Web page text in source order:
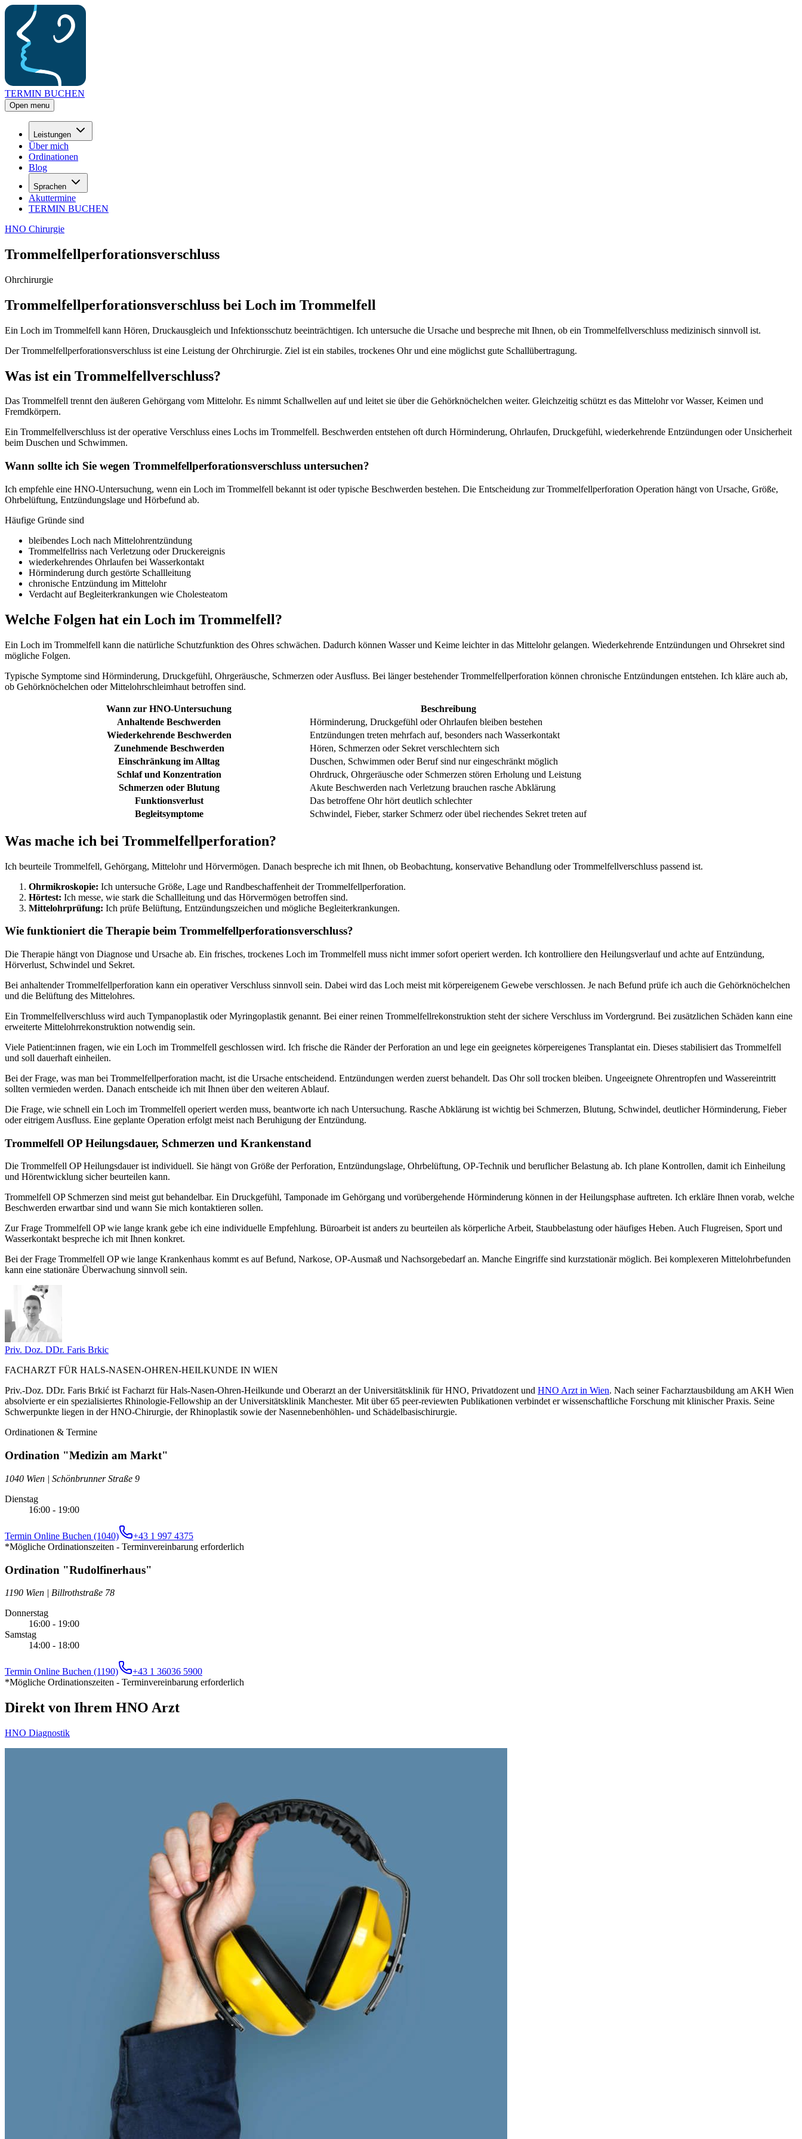
TERMIN BUCHEN
Open menu
Leistungen
Über mich
Ordinationen
Blog
Sprachen
Akuttermine
TERMIN BUCHEN
HNO Chirurgie
Trommelfellperforationsverschluss
Ohrchirurgie
Trommelfellperforationsverschluss bei Loch im Trommelfell
Ein Loch im Trommelfell kann Hören, Druckausgleich und Infektionsschutz beeinträchtigen. Ich untersuche die Ursache und bespreche mit Ihnen, ob ein Trommelfellverschluss medizinisch sinnvoll ist.
Der Trommelfellperforationsverschluss ist eine Leistung der Ohrchirurgie. Ziel ist ein stabiles, trockenes Ohr und eine möglichst gute Schallübertragung.
Was ist ein Trommelfellverschluss?
Das Trommelfell trennt den äußeren Gehörgang vom Mittelohr. Es nimmt Schallwellen auf und leitet sie über die Gehörknöchelchen weiter. Gleichzeitig schützt es das Mittelohr vor Wasser, Keimen und
Fremdkörpern.
Ein Trommelfellverschluss ist der operative Verschluss eines Lochs im Trommelfell. Beschwerden entstehen oft durch Hörminderung, Ohrlaufen, Druckgefühl, wiederkehrende Entzündungen oder Unsicherheit
beim Duschen und Schwimmen.
Wann sollte ich Sie wegen Trommelfellperforationsverschluss untersuchen?
Ich empfehle eine HNO-Untersuchung, wenn ein Loch im Trommelfell bekannt ist oder typische Beschwerden bestehen. Die Entscheidung zur Trommelfellperforation Operation hängt von Ursache, Größe,
Ohrbelüftung, Entzündungslage und Hörbefund ab.
Häufige Gründe sind
bleibendes Loch nach Mittelohrentzündung
Trommelfellriss nach Verletzung oder Druckereignis
wiederkehrendes Ohrlaufen bei Wasserkontakt
Hörminderung durch gestörte Schallleitung
chronische Entzündung im Mittelohr
Verdacht auf Begleiterkrankungen wie Cholesteatom
Welche Folgen hat ein Loch im Trommelfell?
Ein Loch im Trommelfell kann die natürliche Schutzfunktion des Ohres schwächen. Dadurch können Wasser und Keime leichter in das Mittelohr gelangen. Wiederkehrende Entzündungen und Ohrsekret sind
mögliche Folgen.
Typische Symptome sind Hörminderung, Druckgefühl, Ohrgeräusche, Schmerzen oder Ausfluss. Bei länger bestehender Trommelfellperforation können chronische Entzündungen entstehen. Ich kläre auch ab,
ob Gehörknöchelchen oder Mittelohrschleimhaut betroffen sind.
Wann zur HNO-Untersuchung
Beschreibung
Anhaltende Beschwerden
Hörminderung, Druckgefühl oder Ohrlaufen bleiben bestehen
Wiederkehrende Beschwerden
Entzündungen treten mehrfach auf, besonders nach Wasserkontakt
Zunehmende Beschwerden
Hören, Schmerzen oder Sekret verschlechtern sich
Einschränkung im Alltag
Duschen, Schwimmen oder Beruf sind nur eingeschränkt möglich
Schlaf und Konzentration
Ohrdruck, Ohrgeräusche oder Schmerzen stören Erholung und Leistung
Schmerzen oder Blutung
Akute Beschwerden nach Verletzung brauchen rasche Abklärung
Funktionsverlust
Das betroffene Ohr hört deutlich schlechter
Begleitsymptome
Schwindel, Fieber, starker Schmerz oder übel riechendes Sekret treten auf
Was mache ich bei Trommelfellperforation?
Ich beurteile Trommelfell, Gehörgang, Mittelohr und Hörvermögen. Danach bespreche ich mit Ihnen, ob Beobachtung, konservative Behandlung oder Trommelfellverschluss passend ist.
Ohrmikroskopie: Ich untersuche Größe, Lage und Randbeschaffenheit der Trommelfellperforation.
Hörtest: Ich messe, wie stark die Schallleitung und das Hörvermögen betroffen sind.
Mittelohrprüfung: Ich prüfe Belüftung, Entzündungszeichen und mögliche Begleiterkrankungen.
Wie funktioniert die Therapie beim Trommelfellperforationsverschluss?
Die Therapie hängt von Diagnose und Ursache ab. Ein frisches, trockenes Loch im Trommelfell muss nicht immer sofort operiert werden. Ich kontrolliere den Heilungsverlauf und achte auf Entzündung,
Hörverlust, Schwindel und Sekret.
Bei anhaltender Trommelfellperforation kann ein operativer Verschluss sinnvoll sein. Dabei wird das Loch meist mit körpereigenem Gewebe verschlossen. Je nach Befund prüfe ich auch die Gehörknöchelchen
und die Belüftung des Mittelohres.
Ein Trommelfellverschluss wird auch Tympanoplastik oder Myringoplastik genannt. Bei einer reinen Trommelfellrekonstruktion steht der sichere Verschluss im Vordergrund. Bei zusätzlichen Schäden kann eine
erweiterte Mittelohrrekonstruktion notwendig sein.
Viele Patient:innen fragen, wie ein Loch im Trommelfell geschlossen wird. Ich frische die Ränder der Perforation an und lege ein geeignetes körpereigenes Transplantat ein. Dieses stabilisiert das Trommelfell
und soll dauerhaft einheilen.
Bei der Frage, was man bei Trommelfellperforation macht, ist die Ursache entscheidend. Entzündungen werden zuerst behandelt. Das Ohr soll trocken bleiben. Ungeeignete Ohrentropfen und Wassereintritt
sollten vermieden werden. Danach entscheide ich mit Ihnen über den weiteren Ablauf.
Die Frage, wie schnell ein Loch im Trommelfell operiert werden muss, beantworte ich nach Untersuchung. Rasche Abklärung ist wichtig bei Schmerzen, Blutung, Schwindel, deutlicher Hörminderung, Fieber
oder eitrigem Ausfluss. Eine geplante Operation erfolgt meist nach Beruhigung der Entzündung.
Trommelfell OP Heilungsdauer, Schmerzen und Krankenstand
Die Trommelfell OP Heilungsdauer ist individuell. Sie hängt von Größe der Perforation, Entzündungslage, Ohrbelüftung, OP-Technik und beruflicher Belastung ab. Ich plane Kontrollen, damit ich Einheilung
und Hörentwicklung sicher beurteilen kann.
Trommelfell OP Schmerzen sind meist gut behandelbar. Ein Druckgefühl, Tamponade im Gehörgang und vorübergehende Hörminderung können in der Heilungsphase auftreten. Ich erkläre Ihnen vorab, welche
Beschwerden erwartbar sind und wann Sie mich kontaktieren sollen.
Zur Frage Trommelfell OP wie lange krank gebe ich eine individuelle Empfehlung. Büroarbeit ist anders zu beurteilen als körperliche Arbeit, Staubbelastung oder häufiges Heben. Auch Flugreisen, Sport und
Wasserkontakt bespreche ich mit Ihnen konkret.
Bei der Frage Trommelfell OP wie lange Krankenhaus kommt es auf Befund, Narkose, OP-Ausmaß und Nachsorgebedarf an. Manche Eingriffe sind kurzstationär möglich. Bei komplexeren Mittelohrbefunden
kann eine stationäre Überwachung sinnvoll sein.
Priv. Doz. DDr. Faris Brkic
FACHARZT FÜR HALS-NASEN-OHREN-HEILKUNDE IN WIEN
Priv.-Doz. DDr. Faris Brkić ist Facharzt für Hals-Nasen-Ohren-Heilkunde und Oberarzt an der Universitätsklinik für HNO, Privatdozent und HNO Arzt in Wien. Nach seiner Facharztausbildung am AKH Wien
absolvierte er ein spezialisiertes Rhinologie-Fellowship an der Universitätsklinik Manchester. Mit über 65 peer-reviewten Publikationen verbindet er wissenschaftliche Forschung mit klinischer Praxis. Seine
Schwerpunkte liegen in der HNO-Chirurgie, der Rhinoplastik sowie der Nasennebenhöhlen- und Schädelbasischirurgie.
Ordinationen & Termine
Ordination "Medizin am Markt"
1040 Wien | Schönbrunner Straße 9
Dienstag
16:00 - 19:00
Termin Online Buchen (1040)
+43 1 997 4375
*Mögliche Ordinationszeiten - Terminvereinbarung erforderlich
Ordination "Rudolfinerhaus"
1190 Wien | Billrothstraße 78
Donnerstag
16:00 - 19:00
Samstag
14:00 - 18:00
Termin Online Buchen (1190)
+43 1 36036 5900
*Mögliche Ordinationszeiten - Terminvereinbarung erforderlich
Direkt von Ihrem HNO Arzt
HNO Diagnostik